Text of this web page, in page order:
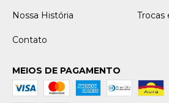
Nossa História
Trocas
Contato
MEIOS DE PAGAMENTO